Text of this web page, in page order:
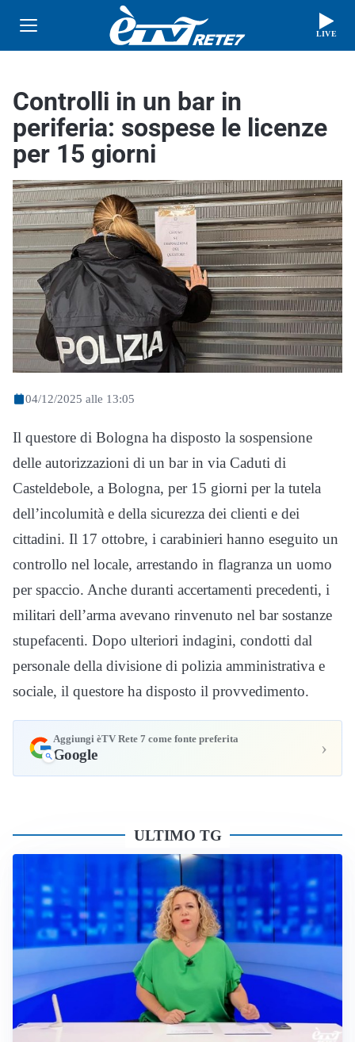
LIVE
Controlli in un bar in
periferia: sospese le licenze
per 15 giorni
04/12/2025 alle 13:05
Il questore di Bologna ha disposto la sospensione
delle autorizzazioni di un bar in via Caduti di
Casteldebole, a Bologna, per 15 giorni per la tutela
dell’incolumità e della sicurezza dei clienti e dei
cittadini. Il 17 ottobre, i carabinieri hanno eseguito un
controllo nel locale, arrestando in flagranza un uomo
per spaccio. Anche duranti accertamenti precedenti, i
militari dell’arma avevano rinvenuto nel bar sostanze
stupefacenti. Dopo ulteriori indagini, condotti dal
personale della divisione di polizia amministrativa e
sociale, il questore ha disposto il provvedimento.
Aggiungi èTV Rete 7 come fonte preferita
Google ›
ULTIMO TG